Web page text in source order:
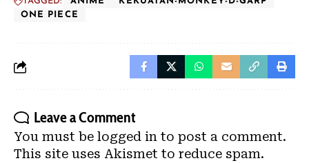
ONE PIECE
Leave a Comment
You must be logged in to post a comment.
This site uses Akismet to reduce spam.